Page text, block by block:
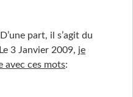
part, il s’agit du
3 Janvier 2009, je
avec ces mots: